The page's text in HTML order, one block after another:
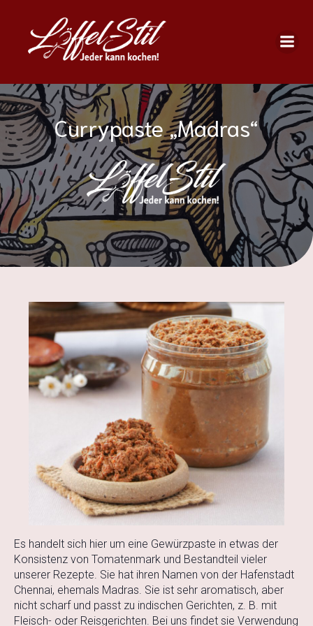
Currypaste „Madras“
Es handelt sich hier um eine Gewürzpaste in etwas der
Konsistenz von Tomatenmark und Bestandteil vieler
unserer Rezepte. Sie hat ihren Namen von der Hafenstadt
Chennai, ehemals Madras. Sie ist sehr aromatisch, aber
nicht scharf und passt zu indischen Gerichten, z. B. mit
Fleisch- oder Reisgerichten. Bei uns findet sie Verwendung